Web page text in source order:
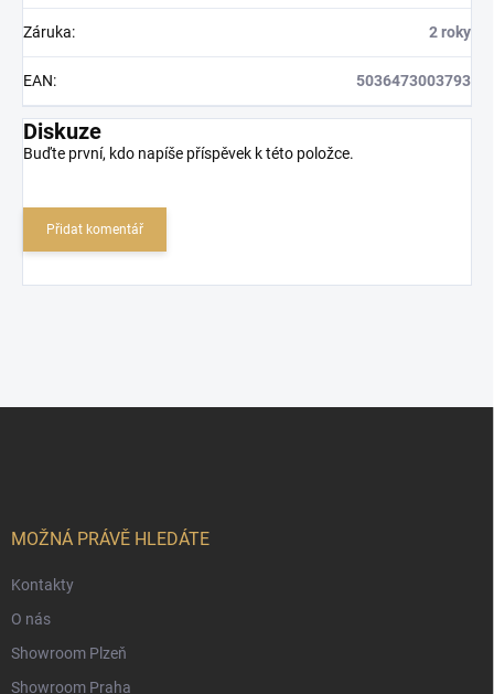
Záruka: 2 roky
EAN: 5036473003793
Diskuze
Buďte první, kdo napíše příspěvek k této položce.
Přidat komentář
MOŽNÁ PRÁVĚ HLEDÁTE
Kontakty
O nás
Showroom Plzeň
Showroom Praha